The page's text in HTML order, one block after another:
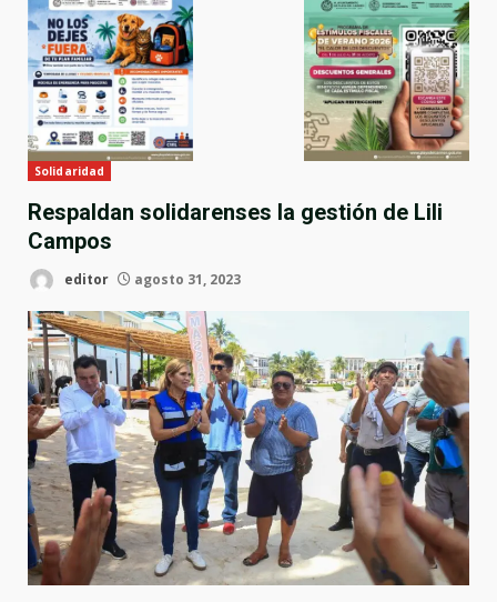
Solidaridad
Respaldan solidarenses la gestión de Lili
Campos
editor agosto 31, 2023